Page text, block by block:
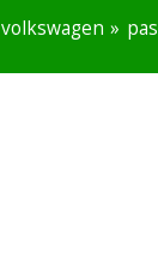
volkswagen